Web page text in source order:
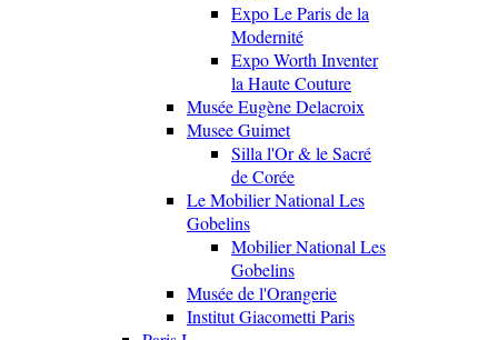
Expo Le Paris de la
Modernité
Expo Worth Inventer
la Haute Couture
Musée Eugène Delacroix
Musee Guimet
Silla l'Or & le Sacré
de Corée
Le Mobilier National Les
Gobelins
Mobilier National Les
Gobelins
Musée de l'Orangerie
Institut Giacometti Paris